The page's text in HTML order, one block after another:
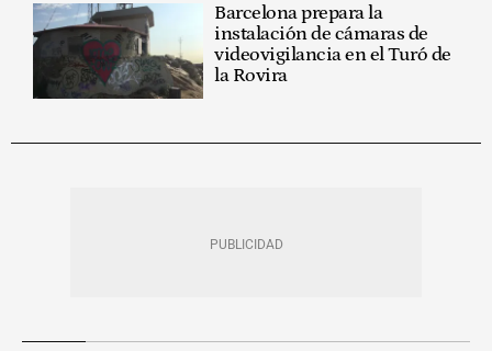
Barcelona prepara la
instalación de cámaras de
videovigilancia en el Turó de
la Rovira